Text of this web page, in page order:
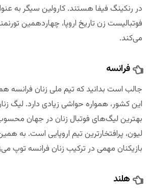
در رنکینگ فیفا هستند. کارولین سیگر به
فوتبالیست زن تاریخ اروپا، چهاردهمین
می‌کند.
فرانسه
جالب است بدانید که تیم ملی زنان فرانسه
این کشور، همواره حواشی زیادی دارد. لیگ
بهترین لیگ‌های فوتبال زنان در جهان
لیون، پرافتخارترین تیم اروپایی است. به
بازیکنان مهمی در ترکیب زنان فرانسه توپ
هلند